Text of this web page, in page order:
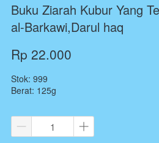
Buku Ziarah Kubur Yang
al-Barkawi,Darul haq
Rp 22.000
Stok: 999
Berat: 125g